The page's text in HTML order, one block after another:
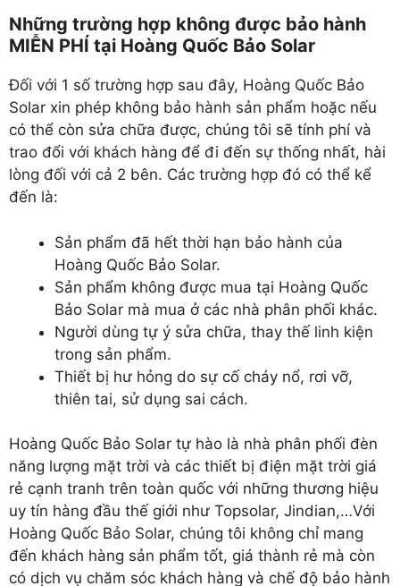
Những trường hợp không được bảo hành
MIỄN PHÍ tại Hoàng Quốc Bảo Solar
Đối với 1 số trường hợp sau đây, Hoàng Quốc Bảo
Solar xin phép không bảo hành sản phẩm hoặc nếu
có thể còn sửa chữa được, chúng tôi sẽ tính phí và
trao đổi với khách hàng để đi đến sự thống nhất, hài
lòng đối với cả 2 bên. Các trường hợp đó có thể kể
đến là:
Sản phẩm đã hết thời hạn bảo hành của
Hoàng Quốc Bảo Solar.
Sản phẩm không được mua tại Hoàng Quốc
Bảo Solar mà mua ở các nhà phân phối khác.
Người dùng tự ý sửa chữa, thay thế linh kiện
trong sản phẩm.
Thiết bị hư hỏng do sự cố cháy nổ, rơi vỡ,
thiên tai, sử dụng sai cách.
Hoàng Quốc Bảo Solar tự hào là nhà phân phối đèn
năng lượng mặt trời và các thiết bị điện mặt trời giá
rẻ cạnh tranh trên toàn quốc với những thương hiệu
uy tín hàng đầu thế giới như Topsolar, Jindian,…Với
Hoàng Quốc Bảo Solar, chúng tôi không chỉ mang
đến khách hàng sản phẩm tốt, giá thành rẻ mà còn
có dịch vụ chăm sóc khách hàng và chế độ bảo hành